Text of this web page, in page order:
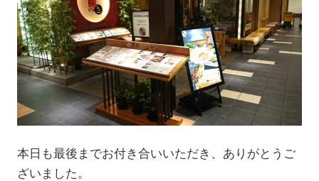
本日も最後までお付き合いいただき、ありがとうご
ざいました。